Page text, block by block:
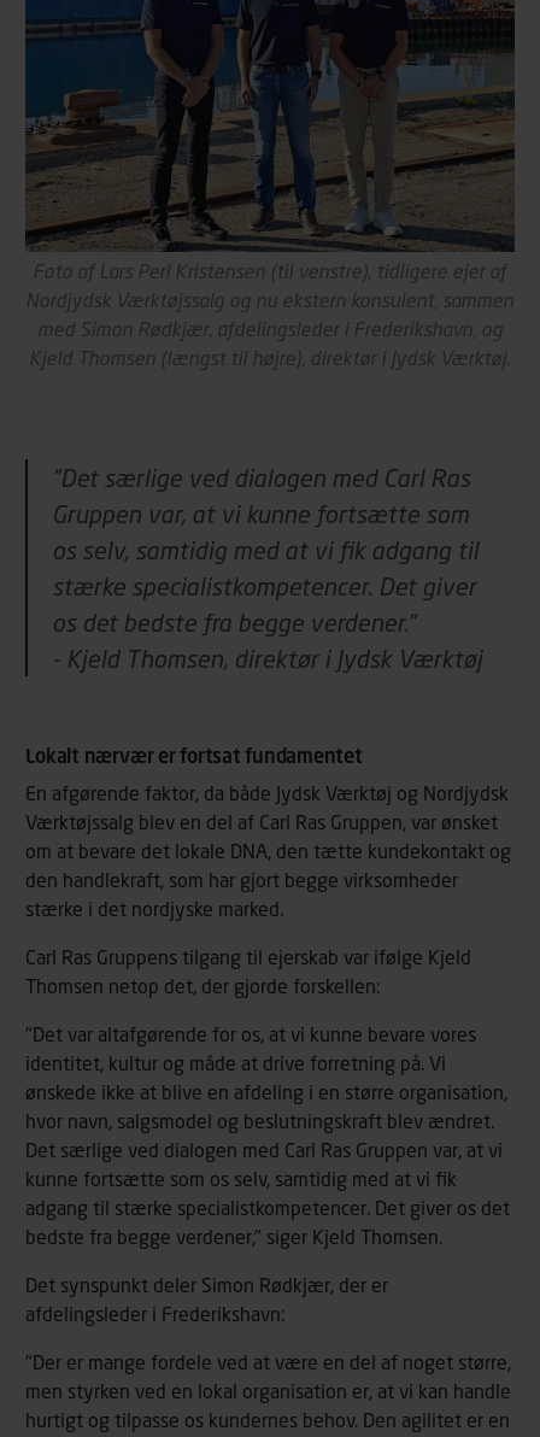
Foto af Lars Perl Kristensen (til venstre), tidligere ejer af
Nordjydsk Værktøjssalg og nu ekstern konsulent, sammen
med Simon Rødkjær, afdelingsleder i Frederikshavn, og
Kjeld Thomsen (længst til højre), direktør i Jydsk Værktøj.
”Det særlige ved dialogen med Carl Ras
Gruppen var, at vi kunne fortsætte som
os selv, samtidig med at vi fik adgang til
stærke specialistkompetencer. Det giver
os det bedste fra begge verdener.”
- Kjeld Thomsen, direktør i Jydsk Værktøj
Lokalt nærvær er fortsat fundamentet
En afgørende faktor, da både Jydsk Værktøj og Nordjydsk
Værktøjssalg blev en del af Carl Ras Gruppen, var ønsket
om at bevare det lokale DNA, den tætte kundekontakt og
den handlekraft, som har gjort begge virksomheder
stærke i det nordjyske marked.
Carl Ras Gruppens tilgang til ejerskab var ifølge Kjeld
Thomsen netop det, der gjorde forskellen:
"Det var altafgørende for os, at vi kunne bevare vores
identitet, kultur og måde at drive forretning på. Vi
ønskede ikke at blive en afdeling i en større organisation,
hvor navn, salgsmodel og beslutningskraft blev ændret.
Det særlige ved dialogen med Carl Ras Gruppen var, at vi
kunne fortsætte som os selv, samtidig med at vi fik
adgang til stærke specialistkompetencer. Det giver os det
bedste fra begge verdener," siger Kjeld Thomsen.
Det synspunkt deler Simon Rødkjær, der er
afdelingsleder i Frederikshavn:
"Der er mange fordele ved at være en del af noget større,
men styrken ved en lokal organisation er, at vi kan handle
hurtigt og tilpasse os kundernes behov. Den agilitet er en